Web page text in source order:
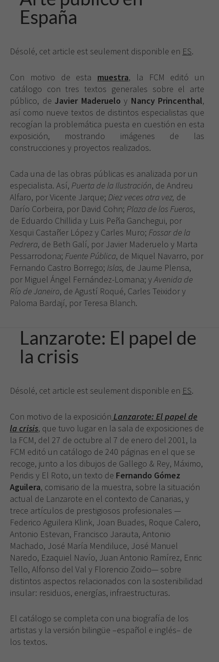
España
Désolé, cet article est seulement disponible en ES.
Con motivo de esta muestra, la FCM editó un
catálogo con tres textos generales sobre el arte
público, de Javier Maderuelo y Nancy Princenthal,
así como nueve textos de distintos especialistas que
recogían la problemática puesta en cuestión en esta
exposición, mostrando imágenes de las
construcciones y proyectos realizados.
Cada una de las obras públicas es analizada por un
especialista. Así, Puerta de la Ilustración, de Andreu
Alfaro, por Vicente Jarque; Diez veces otra vez, de
Darío Corbeira, por David Cohn; Plaza de los Fueros,
de Eduardo Chillida y Luis Peña Ganchegui, por
Xesqui Castañer López y Carles Muro; Fossar de la
Pedrera, de Beth Galí, por Javier Maderuelo y Marta
Pessarrodona; Fuente Pública, de Miquel Navarro, por
Fernando Castro Borrego; Islas, de Jaume Plensa,
por Miguel Ángel Fernández-Lomana; yAvenida de
Río de Janeiro, de Agustí Roqué, Carles Teixidor y
Paloma Bardají, por Teresa Blanch.
Lanzarote: El papel de
la crisis
Désolé, cet article est seulement disponible en ES.
Con motivo de la exposición Lanzarote: El papel de
la crisis, que tuvo lugar en la sala de exposiciones de
la FCM, del 27 de octubre al 7 de enero del 2001, la
FCM editó un catálogo de 240 páginas en el que se
recoge, junto a los dibujos de Gallego & Rey, Máximo,
Peridis y El Roto, un texto de Fernando Gómez
Aguilera, comisario de la muestra, sobre la situación
actual de Lanzarote en el contexto de Canarias, y
trece artículos de prestigiosos profesionales —
Federico Aguilera Klink, Joan Buades, Roque Calero,
Antonio Estevan, Francisco Jarauta, Antonio
Machado, José María Mendiluce, José Manuel
Naredo, Ezaquiel Navío, Juan Antonio Ramírez, Enric
Tello, Alfonso del Val y Florencio Zoido— sobre
distintos aspectos relacionados con la sostenibilidad
insular: residuos, energías, infraestructuras.
El catálogo se completa con una biografía de los
artistas y la versión bilingüe –español e inglés– de
los textos.